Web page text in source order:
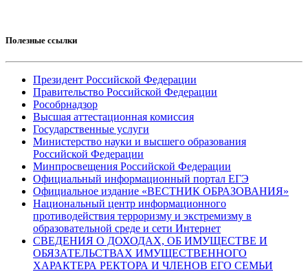
Полезные ссылки
Президент Российской Федерации
Правительство Российской Федерации
Рособрнадзор
Высшая аттестационная комиссия
Государственные услуги
Министерство науки и высшего образования
Российской Федерации
Минпросвещения Российской Федерации
Официальный информационный портал ЕГЭ
Официальное издание «ВЕСТНИК ОБРАЗОВАНИЯ»
Национальный центр информационного
противодействия терроризму и экстремизму в
образовательной среде и сети Интернет
СВЕДЕНИЯ О ДОХОДАХ, ОБ ИМУЩЕСТВЕ И
ОБЯЗАТЕЛЬСТВАХ ИМУЩЕСТВЕННОГО
ХАРАКТЕРА РЕКТОРА И ЧЛЕНОВ ЕГО СЕМЬИ